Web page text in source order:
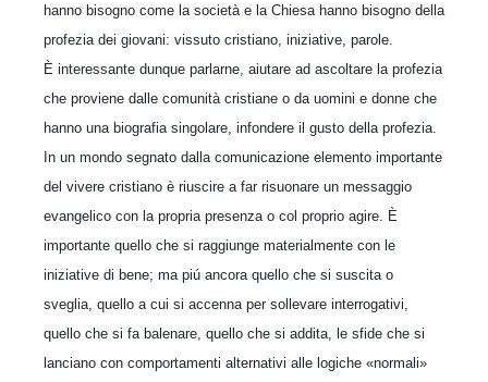
hanno bisogno come la società e la Chiesa hanno bisogno della
profezia dei giovani: vissuto cristiano, iniziative, parole.
È interessante dunque parlarne, aiutare ad ascoltare la profezia
che proviene dalle comunità cristiane o da uomini e donne che
hanno una biografia singolare, infondere il gusto della profezia.
In un mondo segnato dalla comunicazione elemento importante
del vivere cristiano è riuscire a far risuonare un messaggio
evangelico con la propria presenza o col proprio agire. È
importante quello che si raggiunge materialmente con le
iniziative di bene; ma piú ancora quello che si suscita o
sveglia, quello a cui si accenna per sollevare interrogativi,
quello che si fa balenare, quello che si addita, le sfide che si
lanciano con comportamenti alternativi alle logiche «normali»